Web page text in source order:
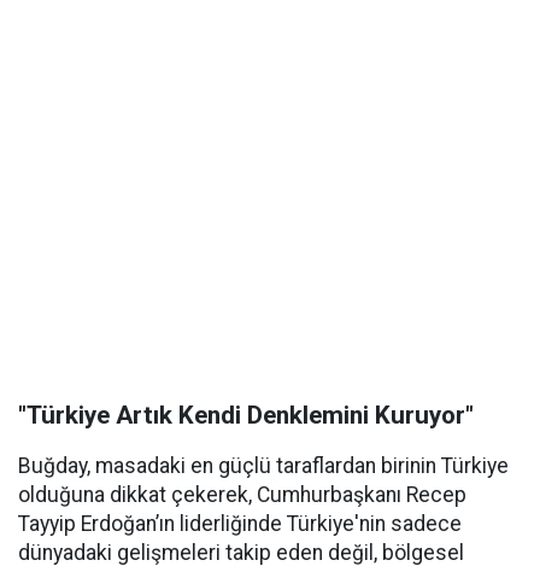
"Türkiye Artık Kendi Denklemini Kuruyor"
Buğday, masadaki en güçlü taraflardan birinin Türkiye
olduğuna dikkat çekerek, Cumhurbaşkanı Recep
Tayyip Erdoğan’ın liderliğinde Türkiye'nin sadece
dünyadaki gelişmeleri takip eden değil, bölgesel